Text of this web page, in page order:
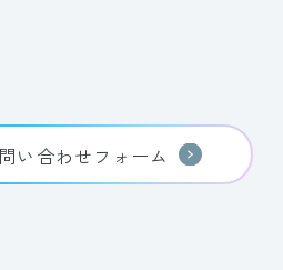
い合わせフォーム